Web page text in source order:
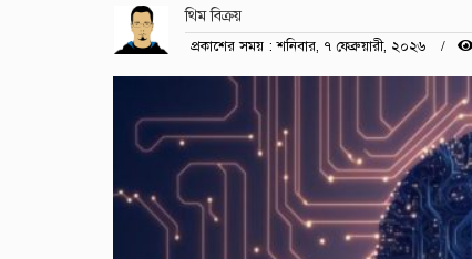
থিম বিক্রয়
প্রকাশের সময় : শনিবার, ৭ ফেব্রুয়ারী, ২০২৬